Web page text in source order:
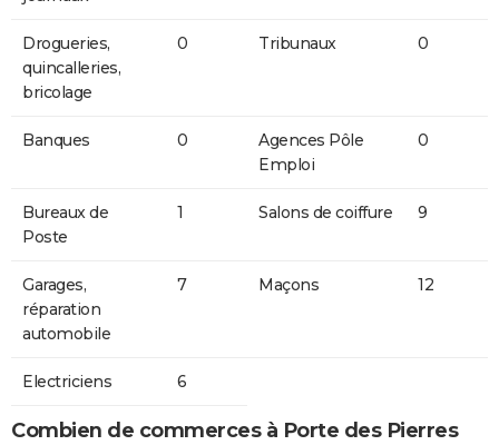
Drogueries,
quincalleries,
bricolage
0 Tribunaux 0
Banques 0
Agences Pôle
Emploi
0
Bureaux de
Poste
1 Salons de coiffure 9
Garages,
réparation
automobile
7 Maçons 12
Electriciens 6
Combien de commerces à Porte des Pierres